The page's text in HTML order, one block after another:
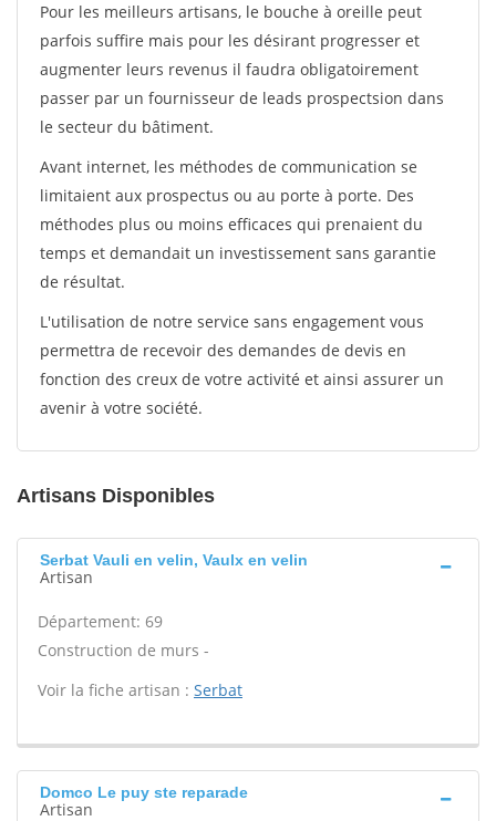
Pour les meilleurs artisans, le bouche à oreille peut
parfois suffire mais pour les désirant progresser et
augmenter leurs revenus il faudra obligatoirement
passer par un fournisseur de leads prospectsion dans
le secteur du bâtiment.
Avant internet, les méthodes de communication se
limitaient aux prospectus ou au porte à porte. Des
méthodes plus ou moins efficaces qui prenaient du
temps et demandait un investissement sans garantie
de résultat.
L'utilisation de notre service sans engagement vous
permettra de recevoir des demandes de devis en
fonction des creux de votre activité et ainsi assurer un
avenir à votre société.
Artisans Disponibles
Serbat Vauli en velin, Vaulx en velin
Artisan
Département: 69
Construction de murs -
Voir la fiche artisan : Serbat
Domco Le puy ste reparade
Artisan